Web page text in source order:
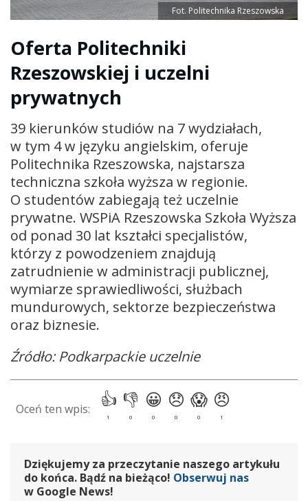
Fot. Politechnika Rzeszowska
Oferta Politechniki
Rzeszowskiej i uczelni
prywatnych
39 kierunków studiów na 7 wydziałach,
w tym 4 w języku angielskim, oferuje
Politechnika Rzeszowska, najstarsza
techniczna szkoła wyższa w regionie.
O studentów zabiegają też uczelnie
prywatne. WSPiA Rzeszowska Szkoła Wyższa
od ponad 30 lat kształci specjalistów,
którzy z powodzeniem znajdują
zatrudnienie w administracji publicznej,
wymiarze sprawiedliwości, służbach
mundurowych, sektorze bezpieczeństwa
oraz biznesie.
Źródło: Podkarpackie uczelnie
Dziękujemy za przeczytanie naszego artykułu
do końca. Bądź na bieżąco! Obserwuj nas
w Google News!